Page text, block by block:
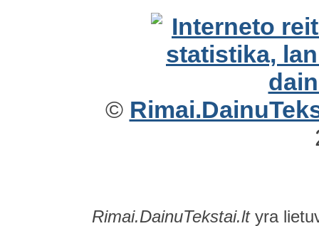
©
Rimai.DainuTekstai.ltyra